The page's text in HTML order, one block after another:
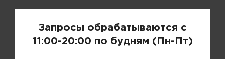
Запросы обрабатываются с
11:00-20:00 по будням (Пн-Пт)